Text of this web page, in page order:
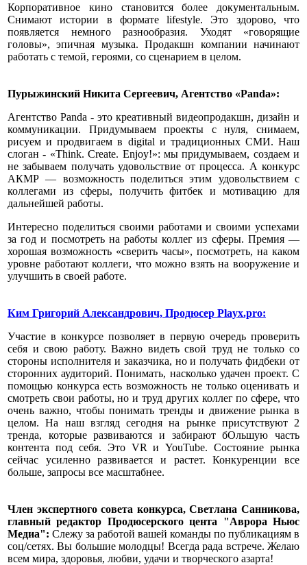
Корпоративное кино становится более документальным.
Снимают истории в формате lifestyle. Это здорово, что
появляется немного разнообразия. Уходят «говорящие
головы», эпичная музыка. Продакшн компании начинают
работать с темой, героями, со сценарием в целом.
Пурыжинский Никита Сергеевич, Агентство «Panda»:
Агентство Panda - это креативный видеопродакшн, дизайн и
коммуникации. Придумываем проекты с нуля, снимаем,
рисуем и продвигаем в digital и традиционных СМИ. Наш
слоган - «Think. Create. Enjoy!»: мы придумываем, создаем и
не забываем получать удовольствие от процесса. А конкурс
АКМР — возможность поделиться этим удовольствием с
коллегами из сферы, получить фитбек и мотивацию для
дальнейшей работы.
Интересно поделиться своими работами и своими успехами
за год и посмотреть на работы коллег из сферы. Премия —
хорошая возможность «сверить часы», посмотреть, на каком
уровне работают коллеги, что можно взять на вооружение и
улучшить в своей работе.
Ким Григорий Александрович, Продюсер Playx.pro:
Участие в конкурсе позволяет в первую очередь проверить
себя и свою работу. Важно видеть свой труд не только со
стороны исполнителя и заказчика, но и получать фидбеки от
сторонних аудиторий. Понимать, насколько удачен проект. С
помощью конкурса есть возможность не только оценивать и
смотреть свои работы, но и труд других коллег по сфере, что
очень важно, чтобы понимать тренды и движение рынка в
целом. На наш взгляд сегодня на рынке присутствуют 2
тренда, которые развиваются и забирают бОльшую часть
контента под себя. Это VR и YouTube. Состояние рынка
сейчас усиленно развивается и растет. Конкуренции все
больше, запросы все масштабнее.
Член экспертного совета конкурса, Светлана Санникова,
главный редактор Продюсерского цента "Аврора Ньюс
Медиа": Слежу за работой вашей команды по публикациям в
соц/сетях. Вы большие молодцы! Всегда рада встрече. Желаю
всем мира, здоровья, любви, удачи и творческого азарта!